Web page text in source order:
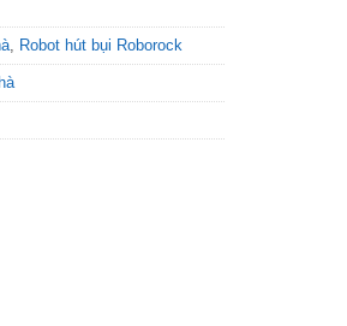
, Robot hút bụi Roborock